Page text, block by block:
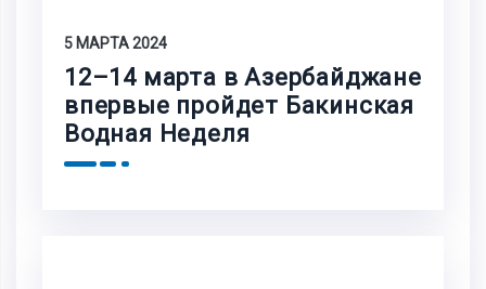
5 МАРТА 2024
12–14 марта в Азербайджане
впервые пройдет Бакинская
Водная Неделя